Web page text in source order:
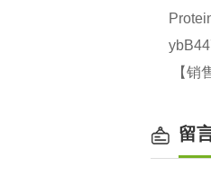
【销
留